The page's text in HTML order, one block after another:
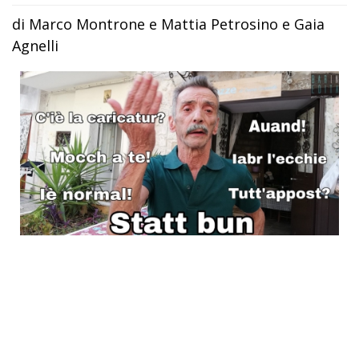
di Marco Montrone e Mattia Petrosino e Gaia
Agnelli